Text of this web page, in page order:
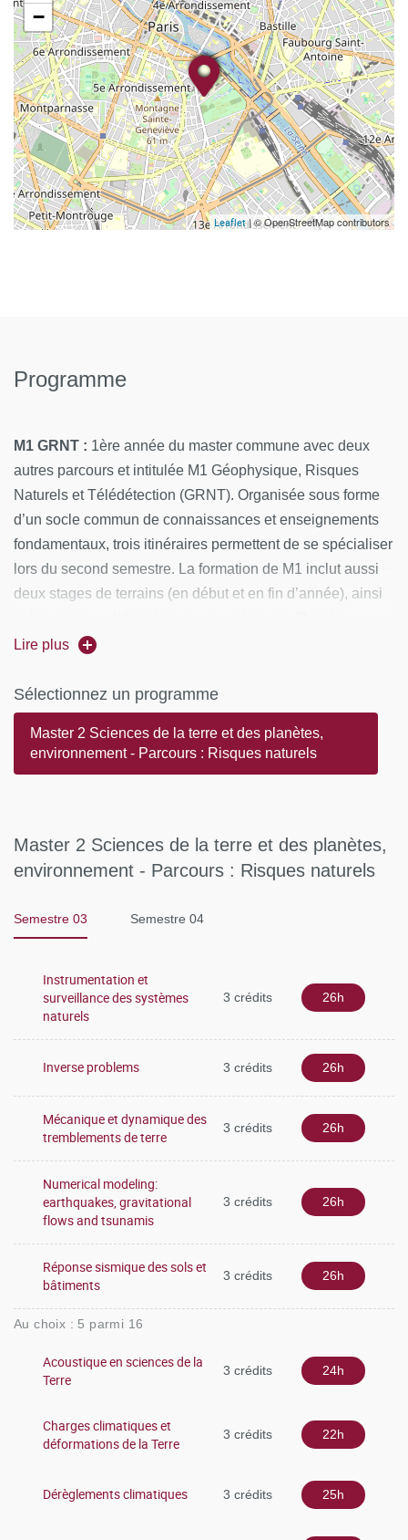
−
Leaflet| © OpenStreetMap contributors
Programme
M1 GRNT : 1ère année du master commune avec deux
autres parcours et intitulée M1 Géophysique, Risques
Naturels et Télédétection (GRNT). Organisée sous forme
d’un socle commun de connaissances et enseignements
fondamentaux, trois itinéraires permettent de se spécialiser
lors du second semestre. La formation de M1 inclut aussi
deux stages de terrains (en début et en fin d’année), ainsi
minimum) à partir de la mi-mars.
M2 RN :
obligatoires de tronc commun dans le domaine des risques
naturels et aléas, complétés par une spécialisation dans
un ou plusieurs domaines avancés des géosciences
choix parmi 4 et un stage en laboratoire ou en entreprise (5
Lire plus
Sélectionnez un programme
Master 2 Sciences de la terre et des planètes,
environnement - Parcours : Risques naturels
Master 2 Sciences de la terre et des planètes,
environnement - Parcours : Risques naturels
Semestre 03 Semestre 04
Instrumentation et
surveillance des systèmes
naturels
3 crédits 26h
Inverse problems 3 crédits 26h
Mécanique et dynamique des
tremblements de terre
3 crédits 26h
Numerical modeling:
earthquakes, gravitational
flows and tsunamis
3 crédits 26h
Réponse sismique des sols et
bâtiments
3 crédits 26h
Au choix : 5 parmi 16
Acoustique en sciences de la
Terre
3 crédits 24h
Charges climatiques et
déformations de la Terre
3 crédits 22h
Dérèglements climatiques 3 crédits 25h